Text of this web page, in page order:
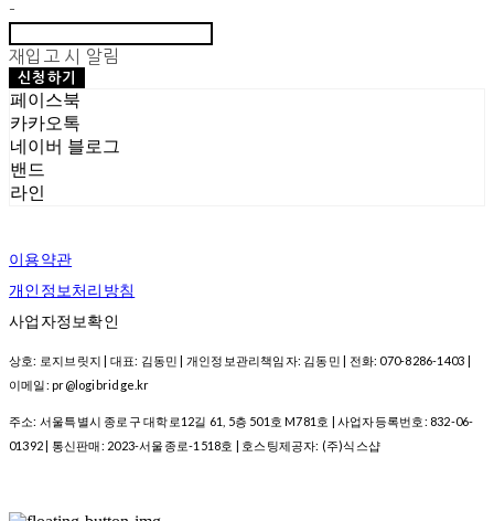
-
재입고 시 알림
신청하기
페이스북
카카오톡
네이버 블로그
밴드
라인
이용약관
개인정보처리방침
사업자정보확인
상호: 로지브릿지 | 대표: 김동민 | 개인정보관리책임자: 김동민 | 전화: 070-8286-1403 |
이메일: pr@logibridge.kr
주소: 서울특별시 종로구 대학로12길 61, 5층 501호 M781호 | 사업자등록번호: 832-06-
01392 | 통신판매: 2023-서울종로-1518호 | 호스팅제공자: (주)식스샵